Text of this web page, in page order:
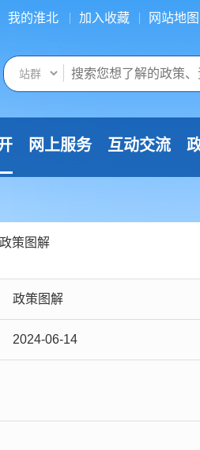
我的淮北 加入收藏 网站地图
网上服务 互动交流
政策图解
政策图解
2024-06-14